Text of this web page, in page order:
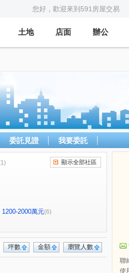
您好，歡迎來到591房屋交易
土地 店面 辦公
委託見證 我要委託
路(1)
西街一段
顯示全部社區
1200-2000萬元(6)
瀏覽人數
金額
坪數
聯
使